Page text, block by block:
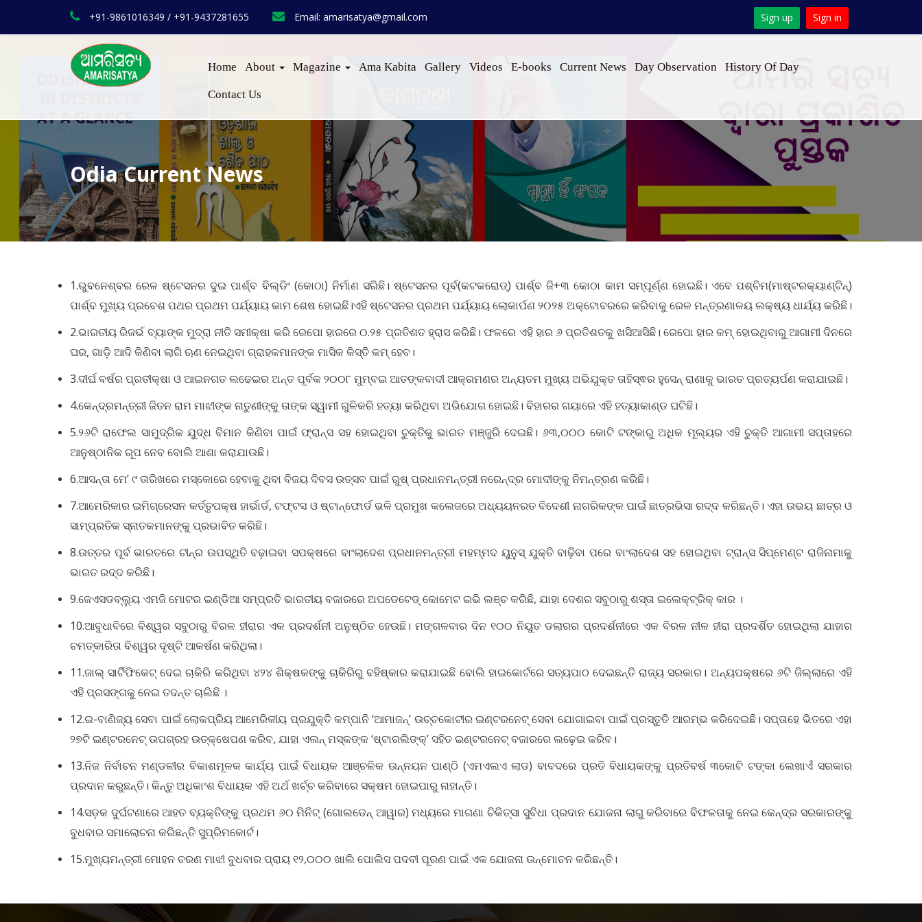
+91-9861016349 / +91-9437281655 Email: amarisatya@gmail.com Sign up Sign in
Home About Magazine Ama Kabita Gallery Videos E-books Current News Day Observation History Of Day
Contact Us
Odia Current News
1.ଭୁବନେଶ୍ବର ରେଳ ଷ୍ଟେସନର ଦୁଇ ପାର୍ଶ୍ବ ବିଲ୍‌ଡିଂ (କୋଠା) ନିର୍ମାଣ ସରିଛି। ଷ୍ଟେସନର ପୂର୍ବ(କଟକରୋଡ୍‌) ପାର୍ଶ୍ବ ଜି+୩ କୋଠା କାମ ସମ୍ପୂର୍ଣ୍ଣ ହୋଇଛି। ଏବେ ପଶ୍ଚିମ(ମ‌ାଷ୍ଟରକ୍ୟାଣ୍ଟିନ୍‌)
ପାର୍ଶ୍ବ ମୁଖ୍ୟ ପ୍ରବେଶ ପଥର ପ୍ରଥମ ପର୍ଯ୍ୟାୟ କାମ ଶେଷ ହୋଇଛି।ଏହି ଷ୍ଟେସନର ପ୍ରଥମ ପର୍ଯ୍ୟାୟ ଲୋକାର୍ପଣ ୨୦୨୫ ଅକ୍ଟୋବରରେ କରିବାକୁ ରେଳ ମନ୍ତ୍ରଣାଳୟ ଲକ୍ଷ୍ୟ ଧାର୍ଯ୍ୟ କରିଛି।
2.ଭାରତୀୟ ରିଜର୍ଭ ବ୍ୟାଙ୍କ ମୁଦ୍ରା ନୀତି ସମୀକ୍ଷା କରି ରେପୋ ହାରରେ ୦.୨୫ ପ୍ରତିଶତ ହ୍ରାସ କରିଛି। ଫଳରେ ଏହି ହାର ୬ ପ୍ରତିଶତକୁ ଖସିଆସିଛି। ରେପୋ ହାର କମ୍ ହୋଇଥିବାରୁ ଆଗାମୀ ଦିନରେ
ଘର, ଗାଡ଼ି ଆଦି କିଣିବା ଲାଗି ଋଣ ନେଇଥିବା ଗ୍ରାହକମାନଙ୍କ ମାସିକ କିସ୍ତି କମ୍ ହେବ।
3.ଦୀର୍ଘ ବର୍ଷର ପ୍ରତୀକ୍ଷା ଓ ଆଇନଗତ ଲଢେଇର ଅନ୍ତ ପୂର୍ବକ ୨୦୦୮ ମୁମ୍ବଇ ଆତଙ୍କବାଦୀ ଆକ୍ରମଣର ଅନ୍ୟତମ ମୁଖ୍ୟ ଅଭିଯୁକ୍ତ ତାହିସ୍ଵର ହୁସେନ୍ ରାଣାକୁ ଭାରତ ପ୍ରତ୍ୟର୍ପଣ କରାଯାଇଛି।
4.କେନ୍ଦ୍ରମନ୍ତ୍ରୀ ଜିତନ ରାମ ମାଝୀଙ୍କ ନାତୁଣୀଙ୍କୁ ତାଙ୍କ ସ୍ୱାମୀ ଗୁଳିକରି ହତ୍ୟା କରିଥିବା ଅଭିଯୋଗ ହୋଇଛି। ବିହାରର ଗୟାରେ ଏହି ହତ୍ୟାକାଣ୍ଡ ଘଟିଛି।
5.୨୬ଟି ରାଫେଲ ସାମୁଦ୍ରିକ ଯୁଦ୍ଧ ବିମାନ କିଣିବା ପାଇଁ ଫ୍ରାନ୍ସ ସହ ହୋଇଥିବା ଚୁକ୍ତିକୁ ଭାରତ ମଞ୍ଜୁରି ଦେଇଛି। ୬୩,୦୦୦ କୋଟି ଟଙ୍କାରୁ ଅଧିକ ମୂଲ୍ୟର ଏହି ଚୁକ୍ତି ଆଗାମୀ ସପ୍ତାହରେ
ଆନୁଷ୍ଠାନିକ ରୂପ ନେବ ବୋଲି ଆଶା କରାଯାଉଛି।
6.ଆସନ୍ତା ମେ’ ୯ ତାରିଖରେ ମସ୍କୋରେ ହେବାକୁ ଥିବା ବିଜୟ ଦିବସ ଉତ୍ସବ ପାଇଁ ରୁଷ୍‌ ପ୍ରଧାନମନ୍ତ୍ରୀ ନରେନ୍ଦ୍ର ମୋଦୀଙ୍କୁ ନିମନ୍ତ୍ରଣ କରିଛି।
7.ଆମେରିକାର ଇମିଗ୍ରେସନ କର୍ତ୍ତୃପକ୍ଷ ହାର୍ଭାର୍ଡ, ଟଫ୍ଟସ ଓ ଷ୍ଟାନ୍‌ଫୋର୍ଡ ଭଳି ପ୍ରମୁଖ କଲେଜରେ ଅଧ୍ୟୟନରତ ବିଦେଶୀ ନାଗରିକଙ୍କ ପାଇଁ ଛାତ୍ରଭିସା ରଦ୍ଦ କରିଛନ୍ତି। ଏହା ଉଭୟ ଛାତ୍ର ଓ
ସାମ୍ପ୍ରତିକ ସ୍ନାତକମାନଙ୍କୁ ପ୍ରଭାବିତ କରିଛି।
8.ଉତ୍ତର ପୂର୍ବ ଭାରତରେ ଚୀନ୍‌ର ଉପସ୍ଥିତି ବଢ଼ାଇବା ସପକ୍ଷରେ ବାଂଲାଦେଶ ପ୍ରଧାନମନ୍ତ୍ରୀ ମହମ୍ମଦ ୟୁନୁସ୍‌ ଯୁକ୍ତି ବାଢ଼ିବା ପରେ ବାଂଲାଦେଶ ସହ ହୋଇଥିବା ଟ୍ରାନ୍ସ ସିପ୍‌ମେଣ୍ଟ ରାଜିନାମାକୁ
ଭାରତ ରଦ୍ଦ କରିଛି।
9.ଜେଏସଡବ୍ଲ୍ୟୁ ଏମଜି ମୋଟର ଇଣ୍ଡିଆ ସମ୍ପ୍ରତି ଭାରତୀୟ ବଜାରରେ ଅପଡେଟେଡ୍ କୋମେଟ ଇଭି ଲଞ୍ଚ କରିଛି, ଯାହା ଦେଶର ସବୁଠାରୁ ଶସ୍ତା ଇଲେକ୍ଟ୍ରିକ୍ କାର ।
10.ଆବୁଧାବିରେ ବିଶ୍ୱର ସବୁଠାରୁ ବିରଳ ହୀରାର ଏକ ପ୍ରଦର୍ଶନୀ ଅନୁଷ୍ଠିତ ହେଉଛି। ମଙ୍ଗଳବାର ଦିନ ୧୦୦ ନିୟୁତ ଡଲାରର ପ୍ରଦର୍ଶନୀରେ ଏକ ବିରଳ ନୀଳ ହୀରା ପ୍ରଦର୍ଶିତ ହୋଇଥିଲା ଯାହାର
ଚମତ୍କାରିତା ବିଶ୍ୱର ଦୃଷ୍ଟି ଆକର୍ଷଣ କରିଥିଲା।
11.ଜାଲ୍ ସାର୍ଟିଫିକେଟ୍ ଦେଇ ଚାକିରି କରିଥିବା ୪୨୪ ଶିକ୍ଷକଙ୍କୁ ଚାକିରିରୁ ବହିଷ୍କାର କରାଯାଇଛି ବୋଲି ହାଇକୋର୍ଟରେ ସତ୍ୟପାଠ ଦେଇଛନ୍ତି ରାଜ୍ୟ ସରକାର। ଅନ୍ୟପକ୍ଷରେ ୬ଟି ଜିଲ୍ଲାରେ ଏହି
ଏହି ପ୍ରସଙ୍ଗକୁ ନେଇ ତଦନ୍ତ ଚାଲିଛି ।
12.ଇ-ବାଣିଜ୍ୟ ସେବା ପାଇଁ ଲୋକପ୍ରିୟ ଆମେରିକୀୟ ପ୍ରଯୁକ୍ତି କମ୍ପାନି ‘ଆମାଜନ୍’ ଉଚ୍ଚକୋଟୀର ଇଣ୍ଟରନେଟ୍‌ ସେବା ଯୋଗାଇବା ପାଇଁ ପ୍ରସ୍ତୁତି ଆରମ୍ଭ କରିଦେଇଛି। ସପ୍ତାହେ ଭିତରେ ଏହା
୨୭ଟି ଇଣ୍ଟରନେଟ୍‌ ଉପଗ୍ରହ ଉତ୍‌କ୍ଷେପଣ କରିବ, ଯାହା ଏଲନ୍‌ ମସ୍କଙ୍କ ‘ଷ୍ଟାରଲିଙ୍କ୍’ ସହିତ ଇଣ୍ଟରନେଟ୍‌ ବଜାରରେ ଲଢ଼େଇ କରିବ।
13.ନିଜ ନିର୍ବାଚନ ମଣ୍ଡଳୀର ବିକାଶମୂଳକ କାର୍ଯ୍ୟ ପାଇଁ ବିଧାୟକ ଆଞ୍ଚଳିକ ଉନ୍ନୟନ ପାଣ୍ଠି (ଏମଏଲଏ ଲାଡ) ବାବଦରେ ପ୍ରତି ବିଧାୟକଙ୍କୁ ପ୍ରତିବର୍ଷ ୩କୋଟି ଟଙ୍କା ଲେଖାଏଁ ସରକାର
ପ୍ରଦାନ କରୁଛନ୍ତି। କିନ୍ତୁ ଅଧିକାଂଶ ବିଧାୟକ ଏହି ଅର୍ଥ ଖର୍ଚ୍ଚ କରିବାରେ ସକ୍ଷମ ହୋଇପାରୁ ନାହାନ୍ତି।
14.ସଡ଼କ ଦୁର୍ଘଟଣାରେ ଆହତ ବ୍ୟକ୍ତିଙ୍କୁ ପ୍ରଥମ ୬୦ ମିନିଟ୍‌ (ଗୋଲଡେନ୍‌ ଆୱାର) ମଧ୍ୟରେ ମାଗଣା ଚିକିତ୍ସା ସୁବିଧା ପ୍ରଦାନ ଯୋଜନା ଲାଗୁ କରିବାରେ ବିଫଳତାକୁ ନେଇ କେନ୍ଦ୍ର ସରକାରଙ୍କୁ
ବୁଧବାର ସମାଲୋଚନା କରିଛନ୍ତି ସୁପ୍ରିମକୋର୍ଟ।
15.ମୁଖ୍ୟମନ୍ତ୍ରୀ ମୋହନ ଚରଣ ମାଝୀ ବୁଧବାର ପ୍ରାୟ ୧୨,୦୦୦ ଖାଲି ପୋଲିସ ପଦବୀ ପୂରଣ ପାଇଁ ଏକ ଯୋଜନା ଉନ୍ମୋଚନ କରିଛନ୍ତି।